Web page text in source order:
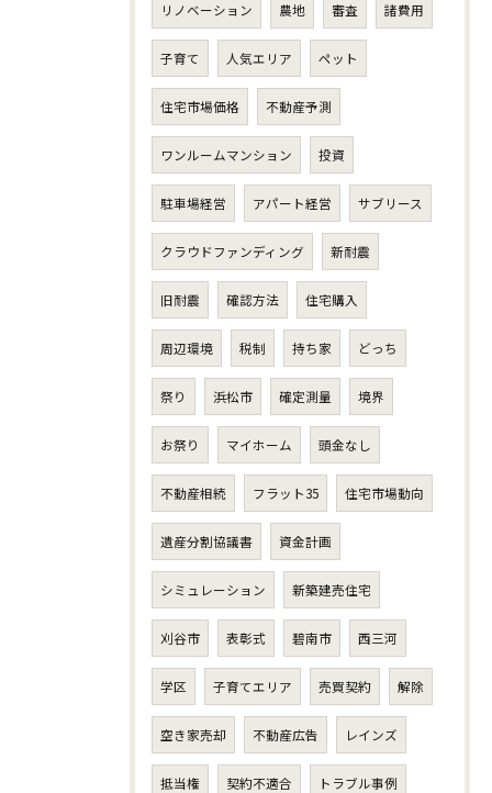
リノベーション 農地 審査 諸費用
子育て 人気エリア ペット
住宅市場価格 不動産予測
ワンルームマンション 投資
駐車場経営 アパート経営 サブリース
クラウドファンディング 新耐震
旧耐震 確認方法 住宅購入
周辺環境 税制 持ち家 どっち
祭り 浜松市 確定測量 境界
お祭り マイホーム 頭金なし
不動産相続 フラット35 住宅市場動向
遺産分割協議書 資金計画
シミュレーション 新築建売住宅
刈谷市 表彰式 碧南市 西三河
学区 子育てエリア 売買契約 解除
空き家売却 不動産広告 レインズ
抵当権 契約不適合 トラブル事例